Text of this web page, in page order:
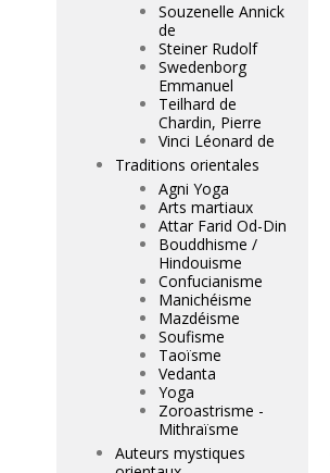
Souzenelle Annick
de
Steiner Rudolf
Swedenborg
Emmanuel
Teilhard de
Chardin, Pierre
Vinci Léonard de
Traditions orientales
Agni Yoga
Arts martiaux
Attar Farid Od-Din
Bouddhisme /
Hindouisme
Confucianisme
Manichéisme
Mazdéisme
Soufisme
Taoïsme
Vedanta
Yoga
Zoroastrisme -
Mithraïsme
Auteurs mystiques